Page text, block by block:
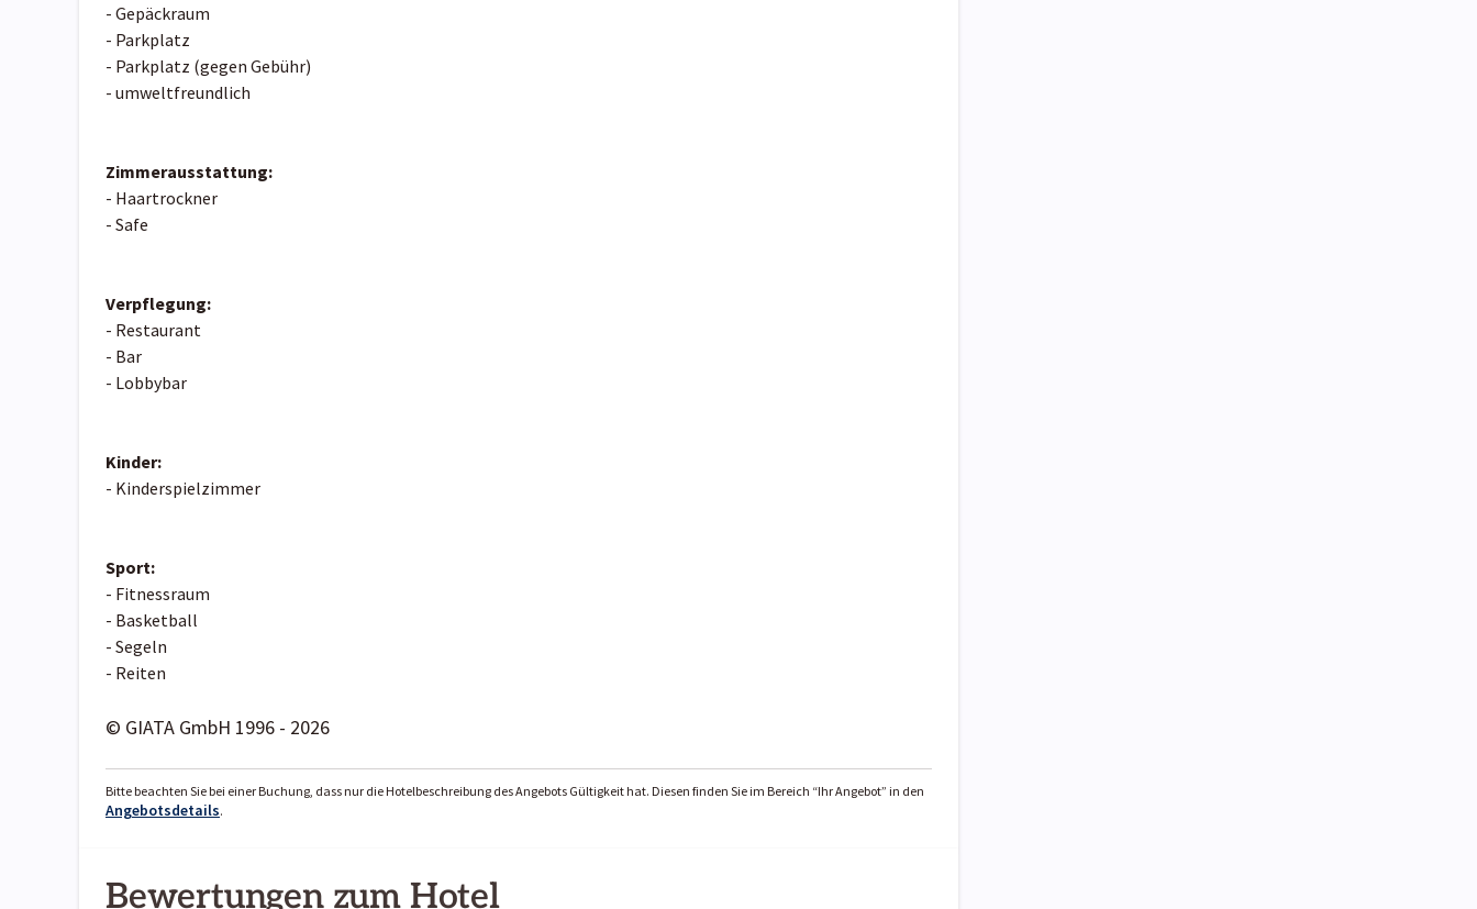
- Gepäckraum
- Parkplatz
- Parkplatz (gegen Gebühr)
- umweltfreundlich
Zimmerausstattung:
- Haartrockner
- Safe
Verpflegung:
- Restaurant
- Bar
- Lobbybar
Kinder:
- Kinderspielzimmer
Sport:
- Fitnessraum
- Basketball
- Segeln
- Reiten
© GIATA GmbH 1996 - 2026
Bitte beachten Sie bei einer Buchung, dass nur die Hotelbeschreibung des Angebots Gültigkeit hat. Diesen finden Sie im Bereich “Ihr Angebot” in den
Angebotsdetails.
Bewertungen zum Hotel